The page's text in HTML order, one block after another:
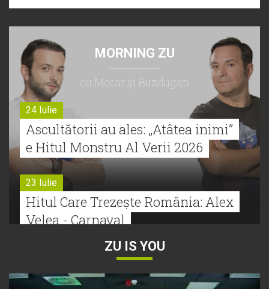
MORNING ZU
cu Morar şi Buzdugan
24 Iulie
Ascultătorii au ales: „Atâtea inimi”
e Hitul Monstru Al Verii 2026
23 Iulie
Hitul Care Trezește România: Alex
Velea - Carnaval
Bătălie strânsă la Hitul Monstru Al
ZU IS YOU